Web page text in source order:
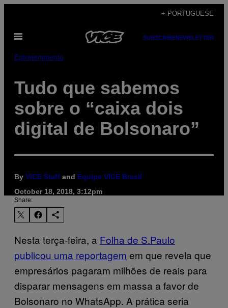
content
+ PORTUGUESE
Open
SUBSCRIBENEWSLETTER
Entretenimento
Tudo que sabemos
sobre o “caixa dois
digital de Bolsonaro”
By VICE Staff and Equipe VICE Brasil
October 18, 2018, 3:12pm
Share:
Nesta terça-feira, a Folha de S.Paulo
publicou uma reportagem em que revela que
empresários pagaram milhões de reais para
disparar mensagens em massa a favor de
Bolsonaro no WhatsApp. A prática seria